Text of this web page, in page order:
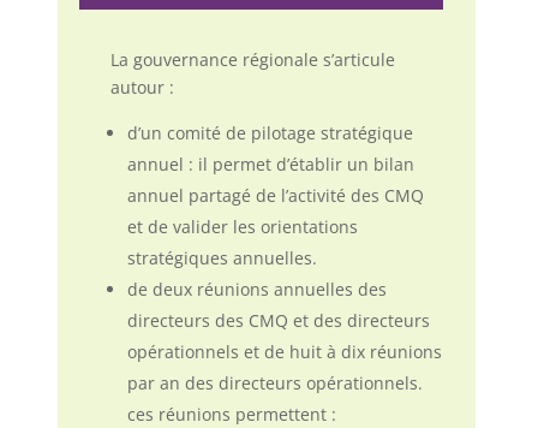
La gouvernance régionale s’articule
autour :
d’un comité de pilotage stratégique
annuel : il permet d’établir un bilan
annuel partagé de l’activité des CMQ
et de valider les orientations
stratégiques annuelles.
de deux réunions annuelles des
directeurs des CMQ et des directeurs
opérationnels et de huit à dix réunions
par an des directeurs opérationnels.
ces réunions permettent :